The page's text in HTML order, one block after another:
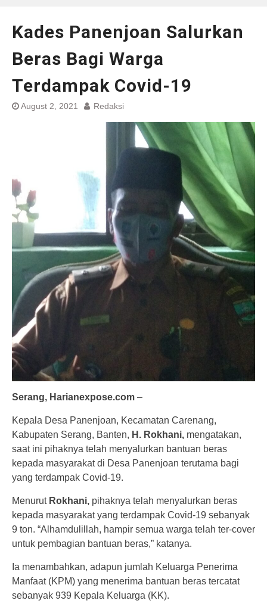
Kades Panenjoan Salurkan
Beras Bagi Warga
Terdampak Covid-19
August 2, 2021 Redaksi
Serang, Harianexpose.com –
Kepala Desa Panenjoan, Kecamatan Carenang,
Kabupaten Serang, Banten, H. Rokhani, mengatakan,
saat ini pihaknya telah menyalurkan bantuan beras
kepada masyarakat di Desa Panenjoan terutama bagi
yang terdampak Covid-19.
Menurut Rokhani, pihaknya telah menyalurkan beras
kepada masyarakat yang terdampak Covid-19 sebanyak
9 ton. “Alhamdulillah, hampir semua warga telah ter-cover
untuk pembagian bantuan beras,” katanya.
Ia menambahkan, adapun jumlah Keluarga Penerima
Manfaat (KPM) yang menerima bantuan beras tercatat
sebanyak 939 Kepala Keluarga (KK).